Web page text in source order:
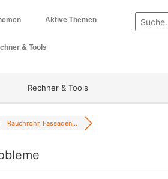
Aktive Themen
& Tools
Rechner & Tools
Rauchrohr, Fassaden...